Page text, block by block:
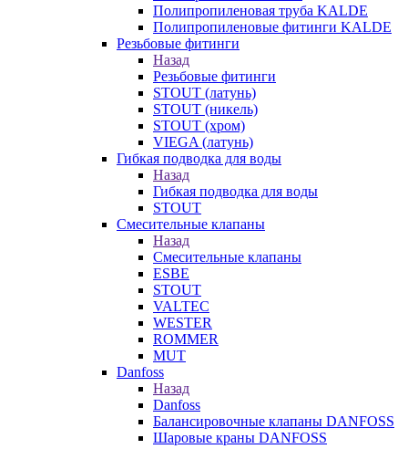
Полипропиленовая труба KALDE
Полипропиленовые фитинги KALDE
Резьбовые фитинги
Назад
Резьбовые фитинги
STOUT (латунь)
STOUT (никель)
STOUT (хром)
VIEGA (латунь)
Гибкая подводка для воды
Назад
Гибкая подводка для воды
STOUT
Смесительные клапаны
Назад
Смесительные клапаны
ESBE
STOUT
VALTEC
WESTER
ROMMER
MUT
Danfoss
Назад
Danfoss
Балансировочные клапаны DANFOSS
Шаровые краны DANFOSS